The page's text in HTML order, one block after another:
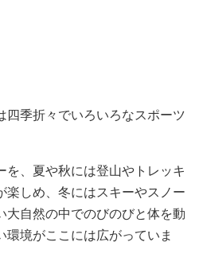
四季折々でいろいろなスポーツ
を、夏や秋には登山やトレッキ
楽しめ、冬にはスキーやスノー
大自然の中でのびのびと体を動
境がここには広がっていま